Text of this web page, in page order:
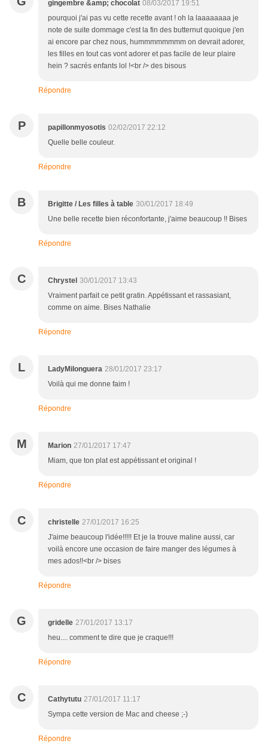
gingembre &amp; chocolat 08/03/2017 19:51
pourquoi j'ai pas vu cette recette avant ! oh la laaaaaaaa je
note de suite dommage c'est la fin des butternut quoique j'en
ai encore par chez nous, hummmmmmmm on devrait adorer,
les filles en tout cas vont adorer et pas facile de leur plaire
hein ? sacrés enfants lol !<br /> des bisous
Répondre
P papillonmyosotis 02/02/2017 22:12
Quelle belle couleur.
Répondre
B Brigitte / Les filles à table 30/01/2017 18:49
Une belle recette bien réconfortante, j'aime beaucoup !! Bises
Répondre
C Chrystel 30/01/2017 13:43
Vraiment parfait ce petit gratin. Appétissant et rassasiant,
comme on aime. Bises Nathalie
Répondre
L LadyMilonguera 28/01/2017 23:17
Voilà qui me donne faim !
Répondre
M Marion 27/01/2017 17:47
Miam, que ton plat est appétissant et original !
Répondre
C christelle 27/01/2017 16:25
J'aime beaucoup l'idée!!!!! Et je la trouve maline aussi, car
voilà encore une occasion de faire manger des légumes à
mes ados!!<br /> bises
Répondre
G gridelle 27/01/2017 13:17
heu.... comment te dire que je craque!!!
Répondre
C Cathytutu 27/01/2017 11:17
Sympa cette version de Mac and cheese ;-)
Répondre